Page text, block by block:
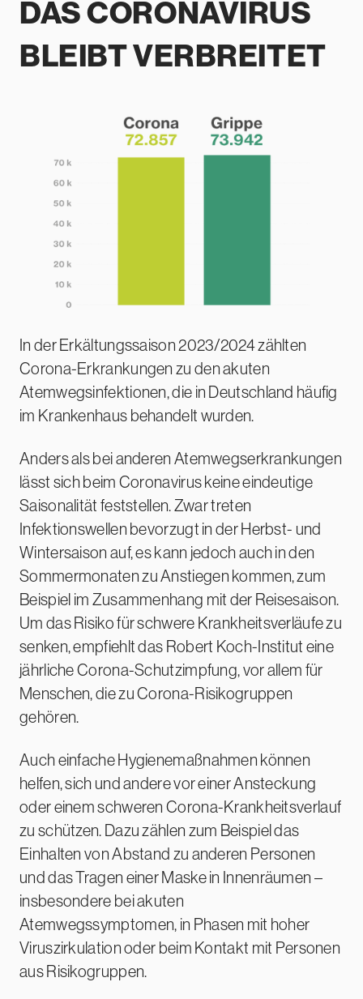
DAS CORONAVIRUS
BLEIBTVERBREITET
In der Erkältungssaison 2023/2024 zählten
Corona-Erkrankungen zu den akuten
Atemwegsinfektionen, die in Deutschland häufig
im Krankenhaus behandelt wurden.
Anders als bei anderen Atemwegserkrankungen
lässt sich beim Coronavirus keine eindeutige
Saisonalität feststellen. Zwar treten
Infektionswellen bevorzugt in der Herbst- und
Wintersaison auf, es kann jedoch auch in den
Sommermonaten zu Anstiegen kommen, zum
Beispiel im Zusammenhang mit der Reisesaison.
Um das Risiko für schwere Krankheitsverläufe zu
senken, empfiehlt das Robert Koch-Institut eine
jährliche Corona-Schutzimpfung, vor allem für
Menschen, die zu Corona-Risikogruppen
gehören.
Auch einfache Hygienemaßnahmen können
helfen, sich und andere vor einer Ansteckung
oder einem schweren Corona-Krankheitsverlauf
zu schützen. Dazu zählen zum Beispiel das
Einhalten von Abstand zu anderen Personen
und das Tragen einer Maske in Innenräumen –
insbesondere bei akuten
Atemwegssymptomen, in Phasen mit hoher
Viruszirkulation oder beim Kontakt mit Personen
aus Risikogruppen.